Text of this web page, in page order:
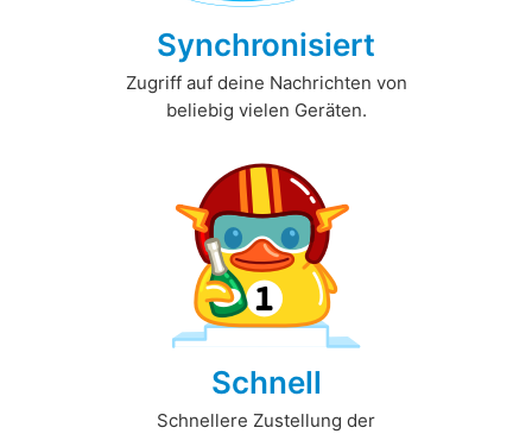
Synchronisiert
Zugriff auf deine Nachrichten von
beliebig vielen Geräten.
Schnell
Schnellere Zustellung der